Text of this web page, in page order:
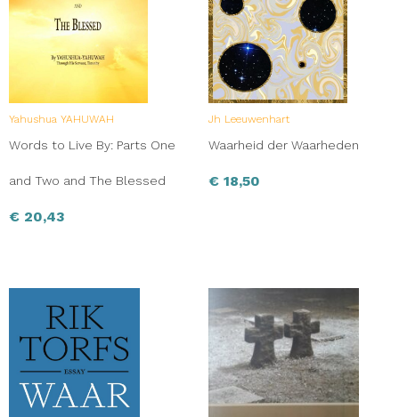
Yahushua YAHUWAH
Words to Live By: Parts One
and Two and The Blessed
€ 20,43
Jh Leeuwenhart
Waarheid der Waarheden
€ 18,50